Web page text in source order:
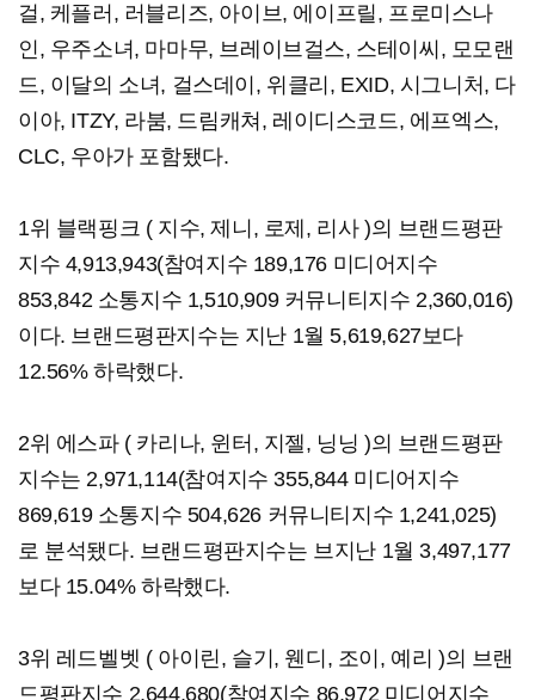
걸, 케플러, 러블리즈, 아이브, 에이프릴, 프로미스나
인, 우주소녀, 마마무, 브레이브걸스, 스테이씨, 모모랜
드, 이달의 소녀, 걸스데이, 위클리, EXID, 시그니처, 다
이아, ITZY, 라붐, 드림캐쳐, 레이디스코드, 에프엑스,
CLC, 우아가 포함됐다. ​
1위 블랙핑크 ( 지수, 제니, 로제, 리사 )의 브랜드평판
지수 4,913,943(참여지수 189,176 미디어지수
853,842 소통지수 1,510,909 커뮤니티지수 2,360,016)
이다. 브랜드평판지수는 지난 1월 5,619,627보다
12.56% 하락했다.​
2위 에스파 ( 카리나, 윈터, 지젤, 닝닝 )의 브랜드평판
지수는 2,971,114(참여지수 355,844 미디어지수
869,619 소통지수 504,626 커뮤니티지수 1,241,025)
로 분석됐다. 브랜드평판지수는 브지난 1월 3,497,177
보다 15.04% 하락했다.​
​3위 레드벨벳 ( 아이린, 슬기, 웬디, 조이, 예리 )의 브랜
드평판지수 2,644,680(참여지수 86,972 미디어지수